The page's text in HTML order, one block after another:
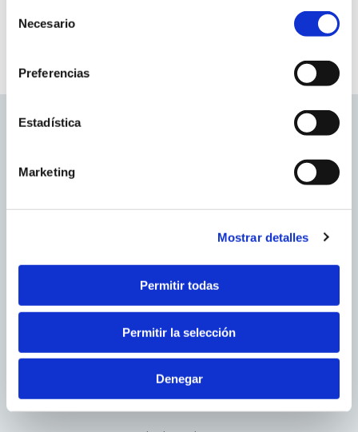
de la forma en que utilice su equipo, pueden utilizarse
para reconocer al usuario.
1. En función del propietario de la cookie:
: Son aquéllas que se envían al
equipo terminal del usuario desde un equipo o dominio
gestionado por el propio editor y desde el que se presta
Cookies de tercero
: Son aquéllas que se envían al
equipo terminal del usuario desde un equipo o dominio
2. En función de la duración de la cookie:
accede a una página web.
Cookies persistentes: Son un tipo de cookies en el
que los datos siguen almacenados en el terminal y
pueden ser accedidos y tratados durante un periodo
definido por el responsable de la cookie, y que puede ir
Necesario
Preferencias
Estadística
Marketing
Mostrar detalles
Permitir todas
Permitir la selección
Denegar
Ctra. del desierto nº1 3
900 100 243
info@fobesa.com